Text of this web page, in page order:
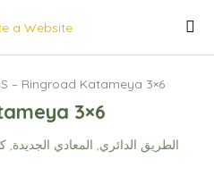
– Ringroad Katameya 3×6
3×6
الطريق الدائري, المعادي الجديدة,